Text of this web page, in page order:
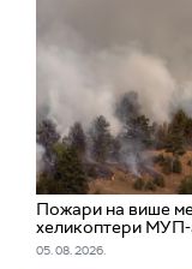
Пожари на више
хеликоптери
05. 08. 2026.